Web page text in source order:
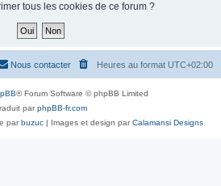
h
tous les cookies de ce forum ?
Heures au format UTC+02:00
Nous contacter
® Forum Software © phpBB Limited
parphpBB-fr.com
parbuzuc| Images et design parCalamansi Designs